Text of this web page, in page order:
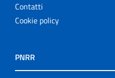
Contatti
Cookie policy
PNRR